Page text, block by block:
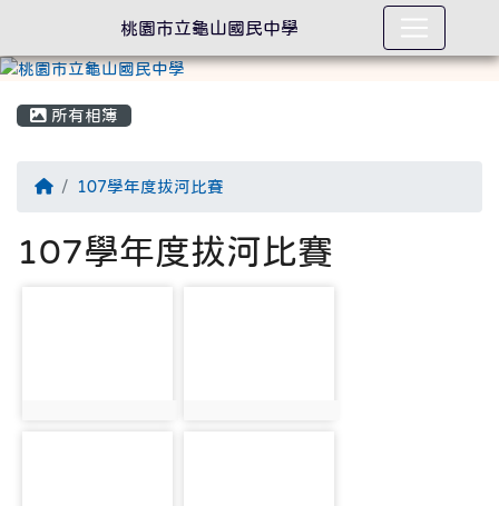
所有相簿
回首頁107學年度拔河比賽
107學年度拔河比賽
桃園市立龜山國民中學